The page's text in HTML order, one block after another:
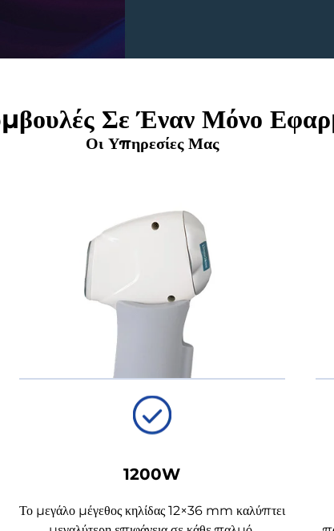
Σε Έναν Μόνο
Οι Υπηρεσίες Μας
1200W
Το μεγάλο μέγεθος κηλίδας 12×36 mm καλύπτει